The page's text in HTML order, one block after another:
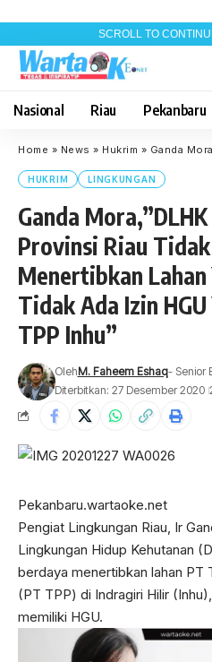
SCROLL TO
Nasional Riau Pekanbaru
Home » News » Hukrim » Ganda Mora,”DLHK Dan KLHK
HUKRIM LINGKUNGAN
Ganda
Provinsi Riau
Menertibkan Lahan
Tidak Ada Izin
TPP Inhu”
OlehM. Faheem Eshaq- Senior
Diterbitkan: 27 Desember 2020
Pekanbaru.wartaoke.net
Pengiat Lingkungan Riau, Ir
Lingkungan Hidup Kehutanan
berdaya menertibkan lahan PT
(PT TPP) di Indragiri Hilir
memiliki HGU.